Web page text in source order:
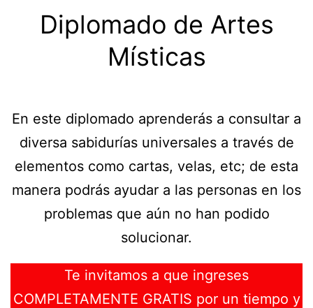
Diplomado de Artes
Místicas
En este diplomado aprenderás a consultar a
diversa sabidurías universales a través de
elementos como cartas, velas, etc; de esta
manera podrás ayudar a las personas en los
problemas que aún no han podido
solucionar.
Te invitamos a que ingreses
COMPLETAMENTE GRATIS por un tiempo y